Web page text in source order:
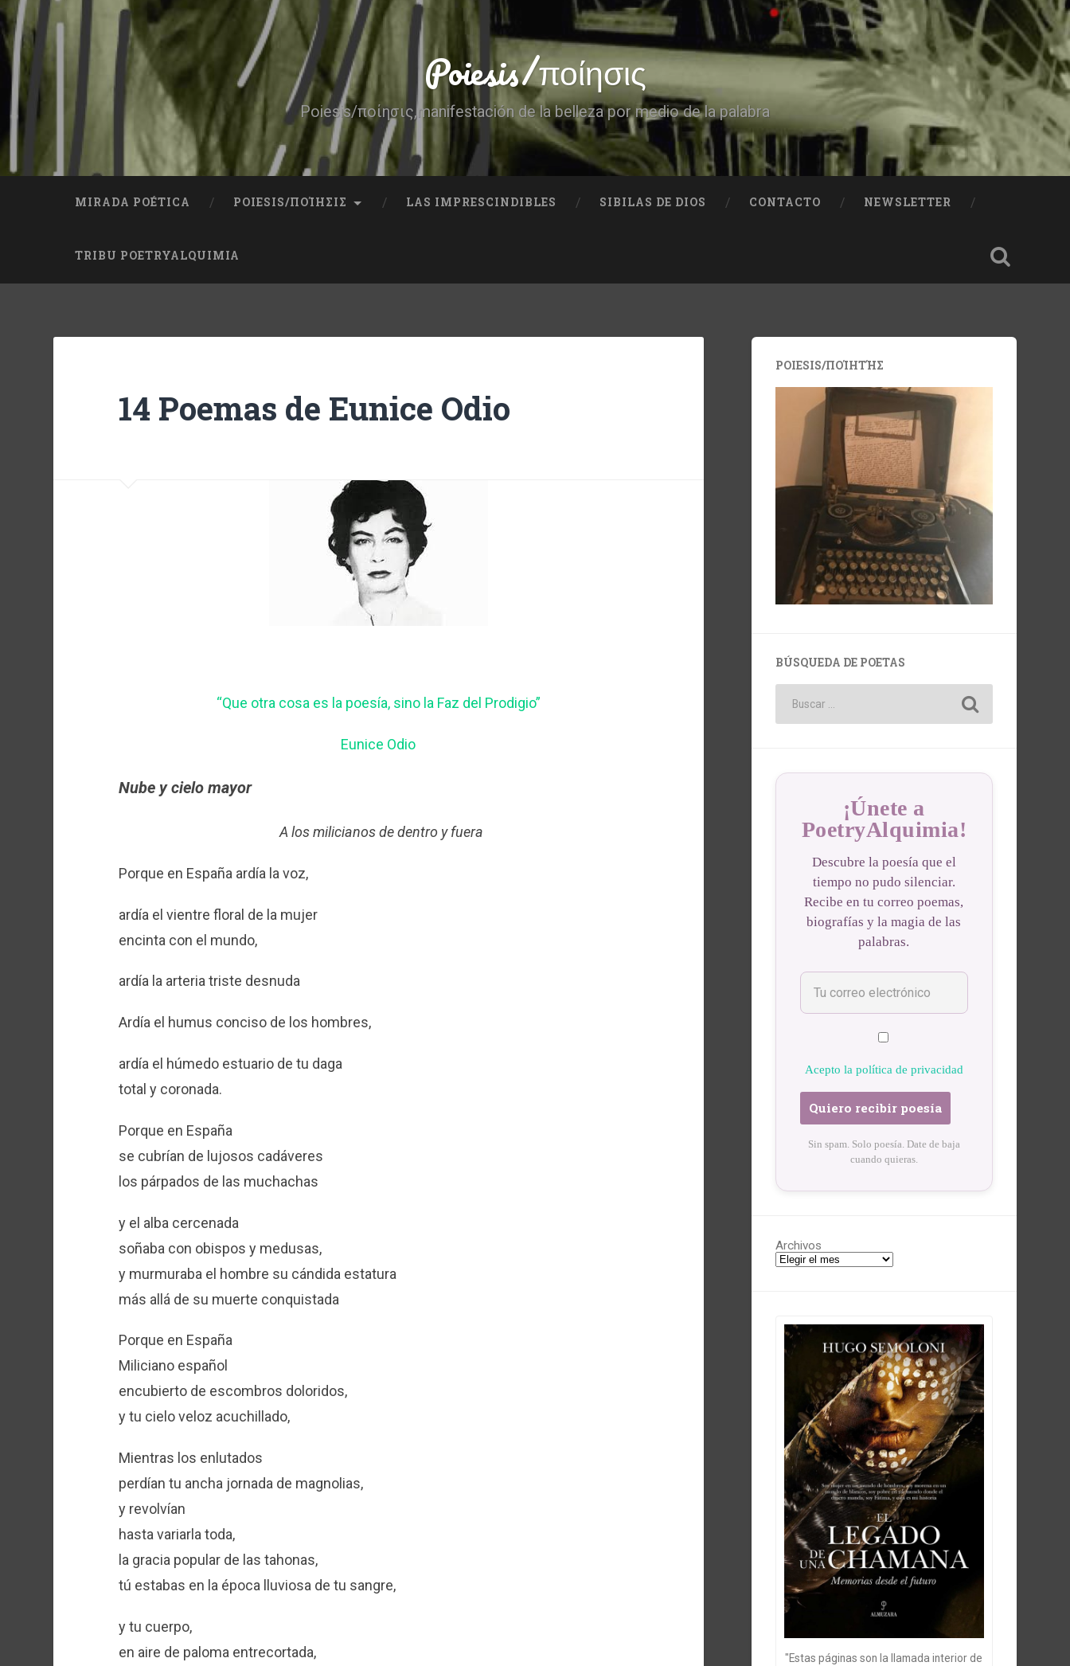
Skip
to
content
Search
Poiesis/ποίησις
Poiesis/ποίησις,manifestación de la belleza por medio de la palabra
MIRADA POÉTICA POIESIS/ΠΟΊΗΣΙΣ LAS IMPRESCINDIBLES SIBILAS DE DIOS CONTACTO NEWSLETTER
TRIBU POETRYALQUIMIA
14 Poemas de Eunice Odio
“Que otra cosa es la poesía, sino la Faz del Prodigio”
Eunice Odio
Nube y cielo mayor
A los milicianos de dentro y fuera
Porque en España ardía la voz,
ardía el vientre floral de la mujer
encinta con el mundo,
ardía la arteria triste desnuda
Ardía el humus conciso de los hombres,
ardía el húmedo estuario de tu daga
total y coronada.
Porque en España
se cubrían de lujosos cadáveres
los párpados de las muchachas
y el alba cercenada
soñaba con obispos y medusas,
y murmuraba el hombre su cándida estatura
más allá de su muerte conquistada
Porque en España
Miliciano español
encubierto de escombros doloridos,
y tu cielo veloz acuchillado,
Mientras los enlutados
perdían tu ancha jornada de magnolias,
y revolvían
hasta variarla toda,
la gracia popular de las tahonas,
tú estabas en la época lluviosa de tu sangre,
y tu cuerpo,
en aire de paloma entrecortada,
POIESIS/ΠΟΊΗΤΉΣ
BÚSQUEDA DE POETAS
¡Únete a
PoetryAlquimia!
Descubre la poesía que el
tiempo no pudo silenciar.
Recibe en tu correo poemas,
biografías y la magia de las
palabras.
Acepto la política de privacidad
Sin spam. Solo poesía. Date de baja
cuando quieras.
Archivos
"Estas páginas son la llamada interior de